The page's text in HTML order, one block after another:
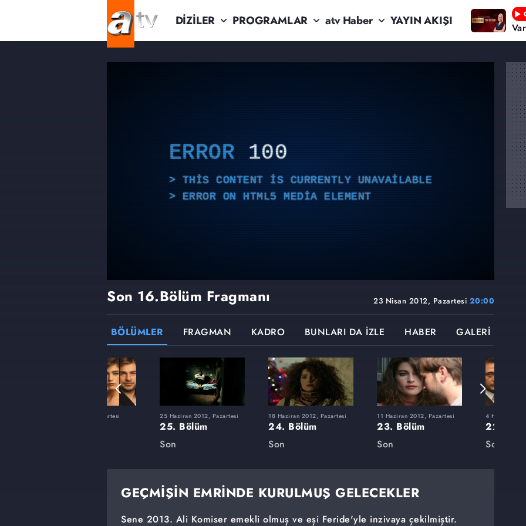
DİZİLER PROGRAMLAR atv Haber YAYIN AKIŞI
ERROR 100
THIS CONTENT IS CURRENTLY UNAVAILABLE
ERROR ON HTML5 MEDIA ELEMENT
23 Nisan 2012, Pazartesi 20:00
Son 16.Bölüm Fragmanı
BÖLÜMLER FRAGMAN KADRO BUNLARI DA İZLE HABER GALERİ
19 Mart 2012, Pazartesi 25 Haziran 2012, Pazartesi
25. Bölüm
Son
18 Haziran 2012, Pazartesi
24. Bölüm
Son
11 Haziran 2012, Pazartesi
23. Bölüm
Son
4 Haziran
22.
Son
GEÇMİŞİN EMRİNDE KURULMUŞ GELECEKLER
Sene 2013. Ali Komiser emekli olmuş ve eşi Feride'yle inzivaya çekilmiştir.